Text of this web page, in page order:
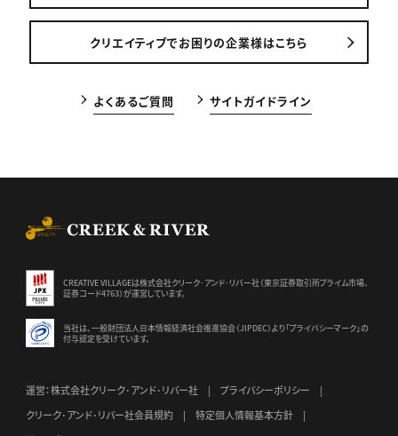
クリエイティブでお困りの企業様はこちら
よくあるご質問 サイトガイドライン
CREATIVE VILLAGEは株式会社クリーク･アンド･リバー社（東京証券取引所プライム市場、
証券コード4763）が運営しています。
当社は、一般財団法人日本情報経済社会推進協会（JIPDEC）より 「プライバシーマーク」の
付与認定を受けています。
運営：株式会社クリーク･アンド･リバー社
プライバシーポリシー
クリーク･アンド･リバー社会員規約
特定個人情報基本方針